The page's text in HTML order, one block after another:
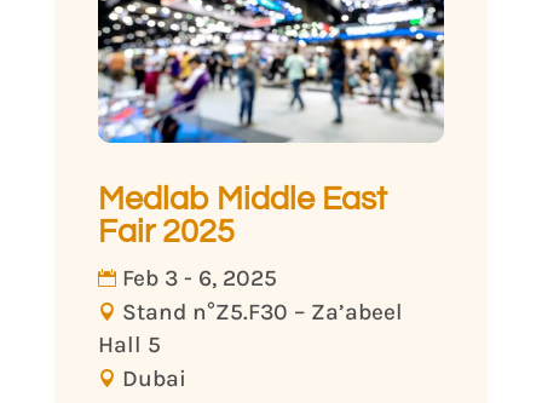
Medlab Middle East
Fair 2025
Feb 3 - 6, 2025
Stand n°Z5.F30 – Za’abeel
Hall 5
Dubai